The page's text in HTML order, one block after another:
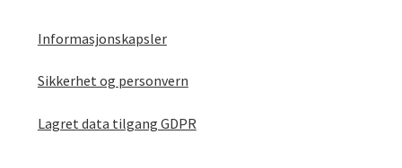
Informasjonskapsler
Sikkerhet og personvern
Lagret data tilgang GDPR